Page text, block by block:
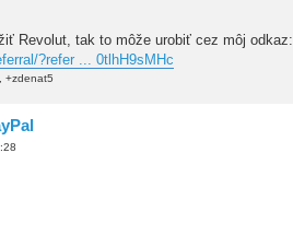
Revolut, tak to môže urobiť cez môj odkaz:
?refer ... 0tlhH9sMHc
+zdenat5